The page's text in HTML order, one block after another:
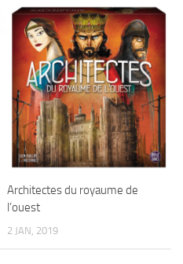
Architectes du royaume de
l’ouest
2 JAN, 2019